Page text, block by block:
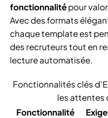
fonctionnalitépour
Avec des formats
chaque template est
des recruteurs tout en
lecture automatisée.
Fonctionnalités clés
les attentes
Fonctionnalité